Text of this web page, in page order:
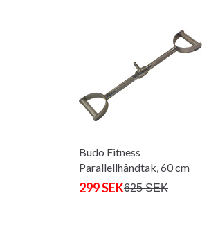
Budo Fitness
Parallellhåndtak, 60 cm
299 SEK625 SEK